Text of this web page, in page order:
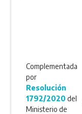
Complementada
por
Resolución
1792/2020 del
Ministerio de